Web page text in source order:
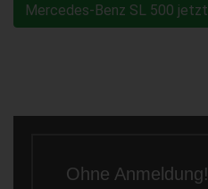
Mercedes-Benz SL 500
Ohne